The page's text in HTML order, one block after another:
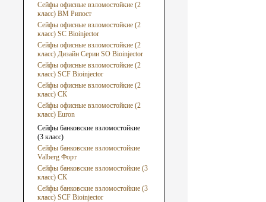
Сейфы офисные взломостойкие (2
класс) ВМ Рипост
Сейфы офисные взломостойкие (2
класс) SC Bioinjector
Сейфы офисные взломостойкие (2
класс) Дизайн Серии SO Bioinjector
Сейфы офисные взломостойкие (2
класс) SCF Bioinjector
Сейфы офисные взломостойкие (2
класс) СК
Сейфы офисные взломостойкие (2
класс) Euron
Сейфы банковские взломостойкие
(3 класс)
Сейфы банковские взломостойкие
Valberg Форт
Сейфы банковские взломостойкие (3
класс) СК
Сейфы банковские взломостойкие (3
класс) SCF Bioinjector